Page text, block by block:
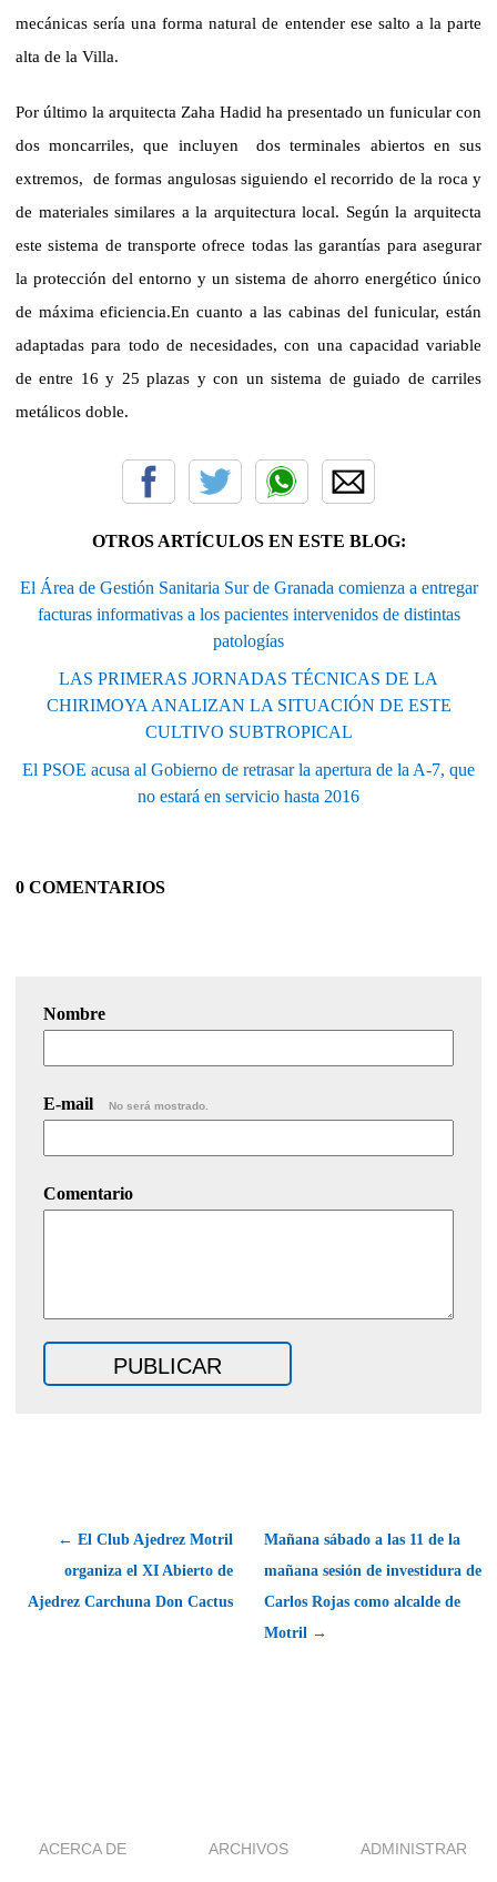
mecánicas sería una forma natural de entender ese salto a la parte
alta de la Villa.
Por último la arquitecta Zaha Hadid ha presentado un funicular con
dos moncarriles, que incluyen
dos terminales abiertos en sus
extremos,
de formas angulosas siguiendo el recorrido de la roca y
de materiales similares a la arquitectura local. Según la arquitecta
este sistema de transporte ofrece todas las garantías para asegurar
la protección del entorno y un sistema de ahorro energético único
de máxima eficiencia.En cuanto a las cabinas del funicular, están
adaptadas para todo de necesidades, con una capacidad variable
de entre 16 y 25 plazas y con un sistema de guiado de carriles
metálicos doble.
OTROS ARTÍCULOS EN ESTE BLOG:
El Área de Gestión Sanitaria Sur de Granada comienza a entregar
facturas informativas a los pacientes intervenidos de distintas
patologías
LAS PRIMERAS JORNADAS TÉCNICAS DE LA
CHIRIMOYA ANALIZAN LA SITUACIÓN DE ESTE
CULTIVO SUBTROPICAL
El PSOE acusa al Gobierno de retrasar la apertura de la A-7, que
no estará en servicio hasta 2016
0 COMENTARIOS
Nombre
E-mail No será mostrado.
Comentario
← El Club Ajedrez Motril
organiza el XI Abierto de
Ajedrez Carchuna Don Cactus
Mañana sábado a las 11 de la
mañana sesión de investidura de
Carlos Rojas como alcalde de
Motril →
ACERCA DE ARCHIVOS ADMINISTRAR